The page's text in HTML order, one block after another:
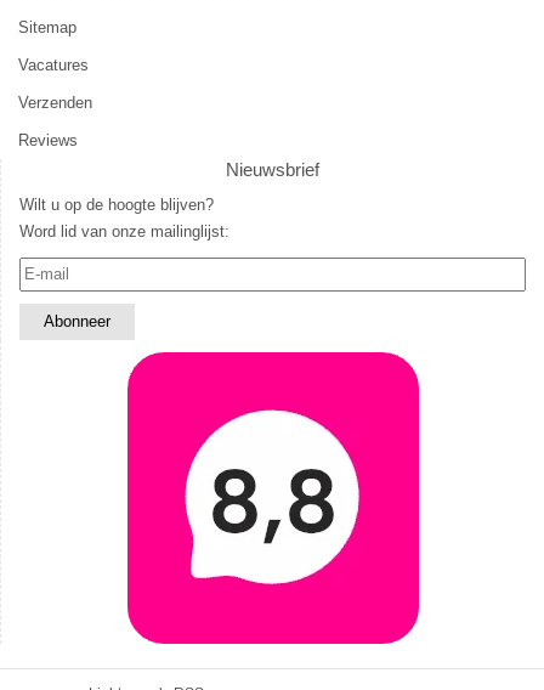
Sitemap
Vacatures
Verzenden
Reviews
Nieuwsbrief
Wilt u op de hoogte blijven?
Word lid van onze mailinglijst: